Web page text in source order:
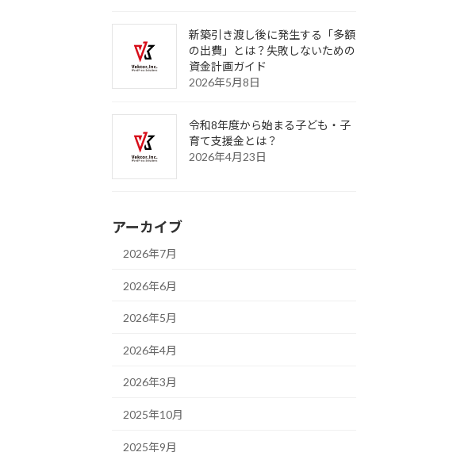
新築引き渡し後に発生する「多額
の出費」とは？失敗しないための
資金計画ガイド
2026年5月8日
令和8年度から始まる子ども・子
育て支援金とは？
2026年4月23日
アーカイブ
2026年7月
2026年6月
2026年5月
2026年4月
2026年3月
2025年10月
2025年9月